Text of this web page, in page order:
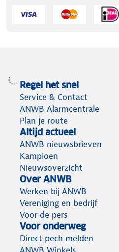
Regel het snel
Service & Contact
ANWB Alarmcentrale
Plan je route
Altijd actueel
ANWB nieuwsbrieven
Kampioen
Nieuwsoverzicht
Over ANWB
Werken bij ANWB
Vereniging en bedrijf
Voor de pers
Voor onderweg
Direct pech melden